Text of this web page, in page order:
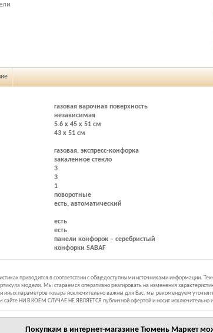
газовая варочная поверхность
независимая
5.6 x 45 x 51 см
43 x 51 см
газовая, экспресс-конфорка
закаленное стекло
3
3
1
поворотные
есть, автоматический
есть
есть
панели конфорок – серебристый
конфорки SABAF
приводится в соответствии с общедоступными источниками информации.
модели. Мы стараемся оперативно реагировать на изменения
иных параметров товара исключительно важны для Вас, мы рекомендуем
сайте НИ В КОЕМ СЛУЧАЕ НЕ ЯВЛЯЕТСЯ публичной офертой и носит исключительно
Покупкам в интернет-магазине Тюмень Маркет